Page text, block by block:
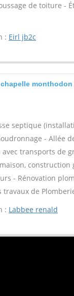
de toiture -
: Eirl jb2c
monthodon
septique
- Allée
transports de
construction
- Rénovation
travaux de
: Labbee renald